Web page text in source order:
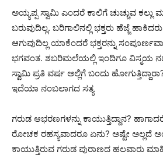
ಅಯ್ಯಪ್ಪ ಸ್ವಾಮಿ ಎಂದರೆ ಕಾಲಿಗೆ ಚುಚ್ಚುವ ಕಲ್ಲು
ಬರುವುದಿಲ್ಲ. ಬರಿಗಾಲಿನಲ್ಲಿ ಭಕ್ತರು ಹೆಜ್ಜೆ
ಆಗುವುದಿಲ್ಲ ಯಾಕೆಂದರೆ ಭಕ್ತರನ್ನು
ಭಗವಂತ. ಶಬರಿಮಲೆಯಲ್ಲಿ ಇಂದಿಗೂ ವಿಸ್ಮಯ
ಸ್ವಾಮಿ ಪ್ರತಿ ವರ್ಷ ಅಲ್ಲಿಗೆ ಬಂದು
ಇದೆಯಾ ನಂಬಲಾಗದ ಸತ್ಯ
ಗರುಡ ಆಭರಣಗಳನ್ನು ಕಾಯುತ್ತಿದ್ದಾನ?
ರೋಚಕ ರಹಸ್ಯವಾದರೂ ಏನು? ಅಷ್ಟೇ ಅಲ್ಲದೆ
ಕಾಯುತ್ತಿರುವ ಗರುಡ ಪುರಾಣದ ಹಲವಾರು